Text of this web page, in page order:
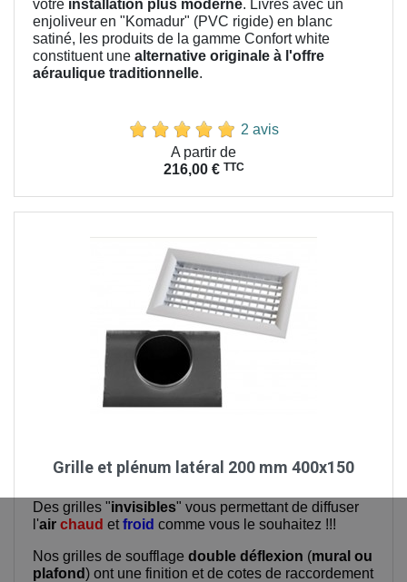
votre installation plus moderne. Livrés avec un
enjoliveur en "Komadur" (PVC rigide) en blanc
satiné, les produits de la gamme Confort white
constituent une alternative originale à l'offre
aéraulique traditionnelle.
2 avis
A partir de
216,00 € TTC
Grille et plénum latéral 200 mm 400x150
Des grilles "invisibles" vous permettant de diffuser
l'air chaud etfroid comme vous le souhaitez !!!
Nos grilles de soufflage double déflexion (mural ou
plafond) ont une finition et de cotes de raccordement